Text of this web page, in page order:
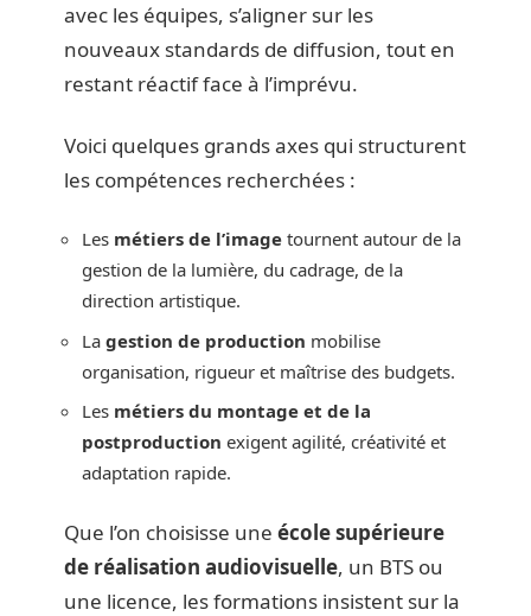
avec les équipes, s’aligner sur les
nouveaux standards de diffusion, tout en
restant réactif face à l’imprévu.
Voici quelques grands axes qui structurent
les compétences recherchées :
Les métiers de l’image tournent autour de la
gestion de la lumière, du cadrage, de la
direction artistique.
La gestion de production mobilise
organisation, rigueur et maîtrise des budgets.
Les métiers du montage et de la
postproduction exigent agilité, créativité et
adaptation rapide.
Que l’on choisisse une école supérieure
de réalisation audiovisuelle, un BTS ou
une licence, les formations insistent sur la